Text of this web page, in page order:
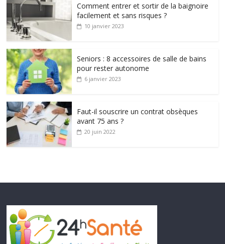
Comment entrer et sortir de la baignoire
facilement et sans risques ?
10 janvier 2023
Seniors : 8 accessoires de salle de bains
pour rester autonome
6 janvier 2023
Faut-il souscrire un contrat obsèques
avant 75 ans ?
20 juin 2022